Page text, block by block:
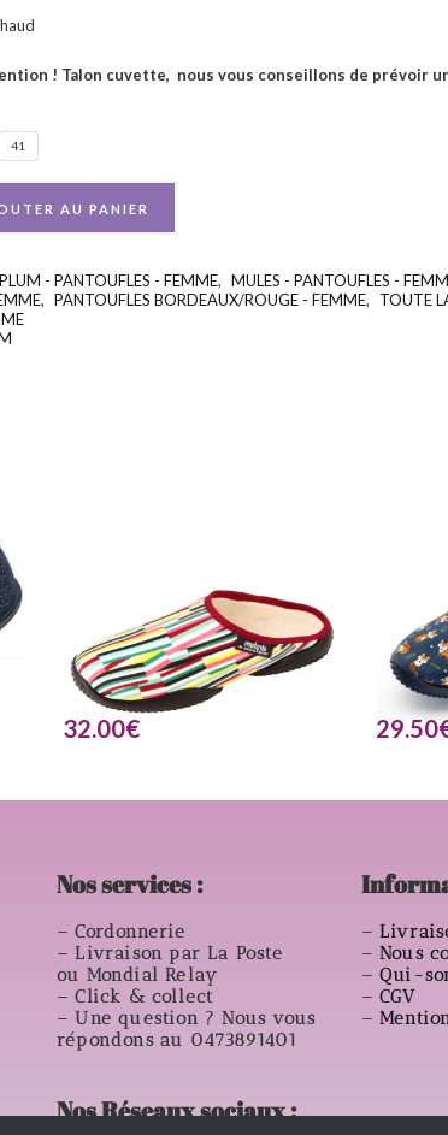
! Talon cuvette, nous vous conseillons de prévoir
41
AU PANIER
- PANTOUFLES - FEMME, MULES - PANTOUFLES -
, PANTOUFLES BORDEAUX/ROUGE - FEMME,
TOUTE
32.00€ 29.50
Nos services :
– Cordonnerie
– Livraison par La Poste
ou Mondial Relay
– Click & collect
– Une question ? Nous vous
répondons au 0473891401
Nos Réseaux sociaux :
–
– Nous
– Qui-
– CGV
–